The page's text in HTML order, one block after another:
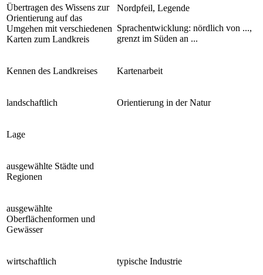
Übertragen des Wissens zur
Orientierung auf das
Umgehen mit verschiedenen
Karten zum Landkreis
Nordpfeil, Legende
Sprachentwicklung: nördlich von ...,
grenzt im Süden an ...
Kennen des Landkreises Kartenarbeit
landschaftlich Orientierung in der Natur
Lage
ausgewählte Städte und
Regionen
ausgewählte
Oberflächenformen und
Gewässer
wirtschaftlich typische Industrie